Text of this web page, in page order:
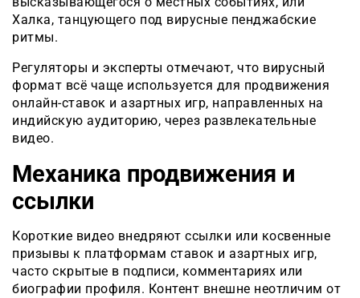
Халка, танцующего под вирусные пенджабские
ритмы.
Регуляторы и эксперты отмечают, что вирусный
формат всё чаще используется для продвижения
онлайн-ставок и азартных игр, направленных на
индийскую аудиторию, через развлекательные
видео.
Механика продвижения и
ссылки
Короткие видео внедряют ссылки или косвенные
призывы к платформам ставок и азартных игр,
часто скрытые в подписи, комментариях или
биографии профиля. Контент внешне неотличим от